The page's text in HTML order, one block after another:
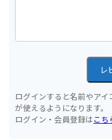
レ
ログインすると名前やア
が使えるようになります。
ログイン・会員登録はこち